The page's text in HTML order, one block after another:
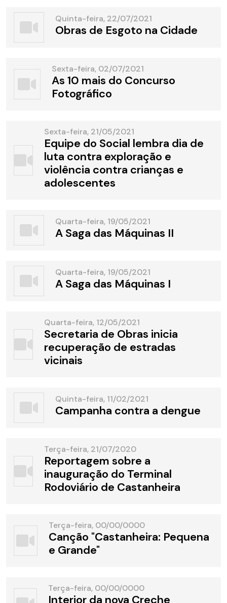
Quinta-feira, 22/07/2021
Obras de Esgoto na Cidade
Sexta-feira, 02/07/2021
As 10 mais do Concurso
Fotográfico
Sexta-feira, 21/05/2021
Equipe do Social lembra dia de
luta contra exploração e
violência contra crianças e
adolescentes
Quarta-feira, 19/05/2021
A Saga das Máquinas II
Quarta-feira, 19/05/2021
A Saga das Máquinas I
Quarta-feira, 12/05/2021
Secretaria de Obras inicia
recuperação de estradas
vicinais
Quinta-feira, 11/02/2021
Campanha contra a dengue
Terça-feira, 21/07/2020
Reportagem sobre a
inauguração do Terminal
Rodoviário de Castanheira
Terça-feira, 00/00/0000
Canção "Castanheira: Pequena
e Grande"
Terça-feira, 00/00/0000
Interior da nova Creche